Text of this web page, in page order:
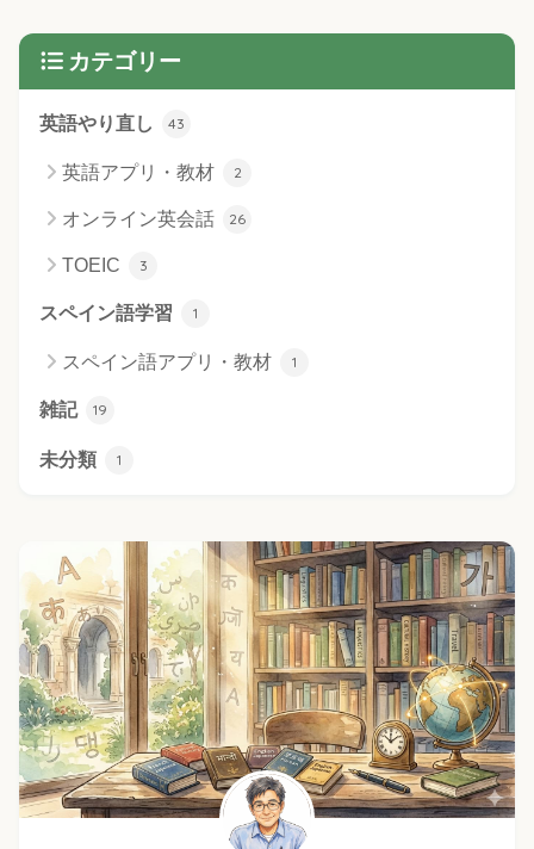
カテゴリー
英語やり直し 43
英語アプリ・教材 2
オンライン英会話 26
TOEIC 3
スペイン語学習 1
スペイン語アプリ・教材 1
雑記 19
未分類 1